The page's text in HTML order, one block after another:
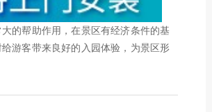
的帮助作用，在景区有经济条件的基
游客带来良好的入园体验，为景区形